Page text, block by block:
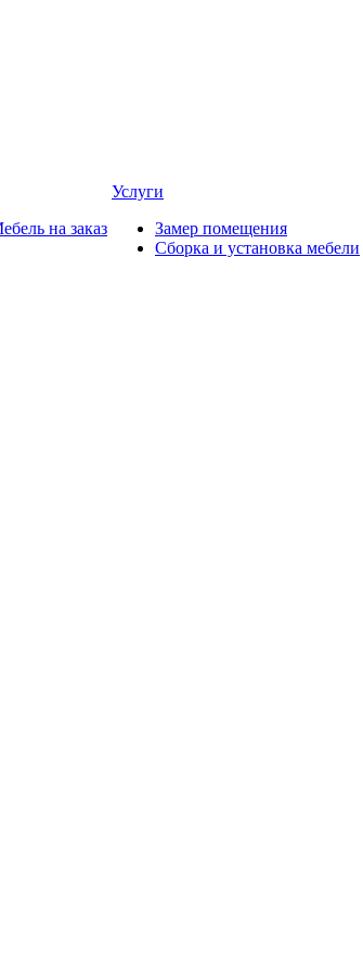
на заказ
Услуги
Замер помещения
Сборка и установка мебели